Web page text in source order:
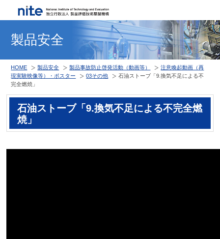
製品安全
HOME 製品安全 製品事故防止啓発活動（動画等）
注意喚起動画（再
現実験映像等）・ポスター
03その他
石油ストーブ「9.換気不足による不
完全燃焼」
石油ストーブ「9.換気不足による不完全燃
焼」